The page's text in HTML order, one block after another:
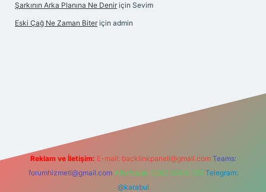
Şarkının Arka Planına Ne Denir için Sevim
Eski Çağ Ne Zaman Biter için admin
Reklam ve İletişim: E-mail: backlinkpaneli@gmail.com Teams:
forumhizmeti@gmail.com Whatsapp: 0262 606 0 726 Telegram:
@karabul